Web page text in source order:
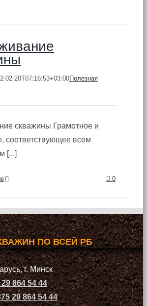
02-20T07:16:53+03:00Полезная
скважины Грамотное и
соответствующее всем
[...]
0
ПО ВСЕЙ РБ
г. Минск
864 54 44
29 864 54 44